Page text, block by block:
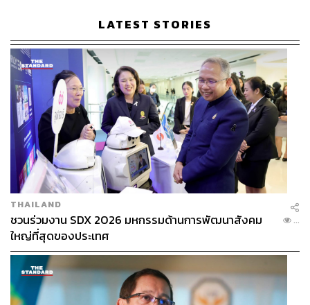
LATEST STORIES
THAILAND
ชวนร่วมงาน SDX 2026 มหกรรมด้านการพัฒนาสังคม
ใหญ่ที่สุดของประเทศ
...